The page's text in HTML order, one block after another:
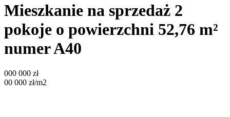
Mieszkanie na sprzedaż 2
pokoje o powierzchni 52,76 m²
numer A40
000 000 zł
00 000 zł/m2